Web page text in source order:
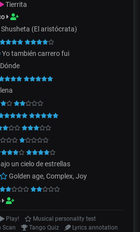
Tierrita
Shusheta (El aristócrata)
Yo también carrero fui
Dónde
un cielo de estrellas
Golden age, Complex, Joy
Play!
Musical personality test
Scan Tango Quiz Lyrics annotation